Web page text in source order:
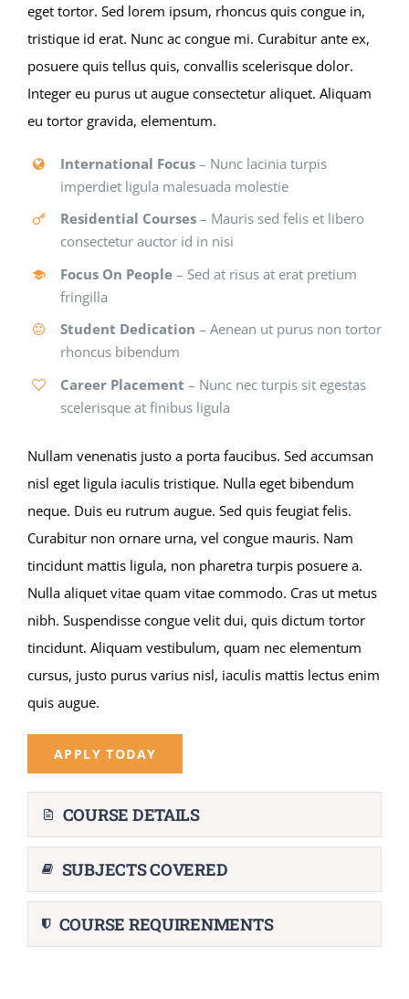
eget tortor. Sed lorem ipsum, rhoncus quis congue in,
tristique id erat. Nunc ac congue mi. Curabitur ante ex,
posuere quis tellus quis, convallis scelerisque dolor.
Integer eu purus ut augue consectetur aliquet. Aliquam
eu tortor gravida, elementum.
International Focus – Nunc lacinia turpis
imperdiet ligula malesuada molestie
Residential Courses – Mauris sed felis et libero
consectetur auctor id in nisi
Focus On People – Sed at risus at erat pretium
fringilla
Student Dedication – Aenean ut purus non tortor
rhoncus bibendum
Career Placement – Nunc nec turpis sit egestas
scelerisque at finibus ligula
Nullam venenatis justo a porta faucibus. Sed accumsan
nisl eget ligula iaculis tristique. Nulla eget bibendum
neque. Duis eu rutrum augue. Sed quis feugiat felis.
Curabitur non ornare urna, vel congue mauris. Nam
tincidunt mattis ligula, non pharetra turpis posuere a.
Nulla aliquet vitae quam vitae commodo. Cras ut metus
nibh. Suspendisse congue velit dui, quis dictum tortor
tincidunt. Aliquam vestibulum, quam nec elementum
cursus, justo purus varius nisl, iaculis mattis lectus enim
quis augue.
APPLY TODAY
COURSE DETAILS
SUBJECTS COVERED
COURSE REQUIRENMENTS